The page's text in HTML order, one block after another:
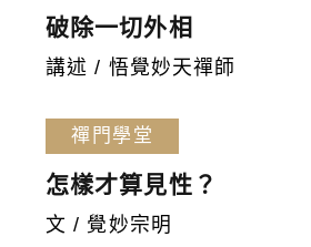
破除一切外相
講述 / 悟覺妙天禪師
禪門學堂
怎樣才算見性？
文 / 覺妙宗明